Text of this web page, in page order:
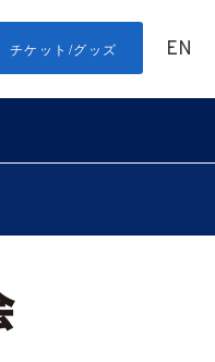
チケット/グッズ EN